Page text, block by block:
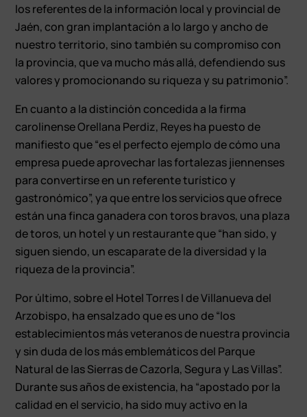
los referentes de la información local y provincial de
Jaén, con gran implantación a lo largo y ancho de
nuestro territorio, sino también su compromiso con
la provincia, que va mucho más allá, defendiendo sus
valores y promocionando su riqueza y su patrimonio”.
En cuanto a la distinción concedida a la firma
carolinense Orellana Perdiz, Reyes ha puesto de
manifiesto que “es el perfecto ejemplo de cómo una
empresa puede aprovechar las fortalezas jiennenses
para convertirse en un referente turístico y
gastronómico”, ya que entre los servicios que ofrece
están una finca ganadera con toros bravos, una plaza
de toros, un hotel y un restaurante que “han sido, y
siguen siendo, un escaparate de la diversidad y la
riqueza de la provincia”.
Por último, sobre el Hotel Torres I de Villanueva del
Arzobispo, ha ensalzado que es uno de “los
establecimientos más veteranos de nuestra provincia
y sin duda de los más emblemáticos del Parque
Natural de las Sierras de Cazorla, Segura y Las Villas”.
Durante sus años de existencia, ha “apostado por la
calidad en el servicio, ha sido muy activo en la